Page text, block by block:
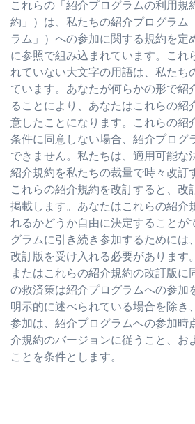
これらの「紹介プログラムの利用規
約」）は、私たちの紹介プログラム
ラム」）への参加に関する規約を定
に参照で組み込まれています。これ
れていない大文字の用語は、私たち
ています。あなたが何らかの形で紹
ることにより、あなたはこれらの紹
意したことになります。これらの紹
条件に同意しない場合、紹介プログ
できません。私たちは、適用可能な
紹介規約を私たちの裁量で時々改訂
これらの紹介規約を改訂すると、改
掲載します。あなたはこれらの紹介
れるかどうか自由に決定することが
グラムに引き続き参加するためには
改訂版を受け入れる必要があります
またはこれらの紹介規約の改訂版に
の救済策は紹介プログラムへの参加
明示的に述べられている場合を除き
参加は、紹介プログラムへの参加時
介規約のバージョンに従うこと、お
ことを条件とします。